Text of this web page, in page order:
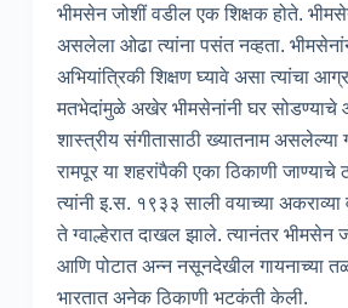
भीमसेन जोशीं वडील एक शिक्षक होते.
असलेला ओढा त्यांना पसंत नव्हता.
अभियांत्रिकी शिक्षण घ्यावे असा त्यांचा
मतभेदांमुळे अखेर भीमसेनांनी घर सोडण्याचे
शास्त्रीय संगीतासाठी ख्यातनाम असलेल्या
रामपूर या शहरांपैकी एका ठिकाणी जाण्याचे
त्यांनी इ.स. १९३३ साली वयाच्या
ते ग्वाल्हेरात दाखल झाले. त्यानंतर भीमसेन
आणि पोटात अन्न नसूनदेखील गायनाच्या
भारतात अनेक ठिकाणी भटकंती केली.